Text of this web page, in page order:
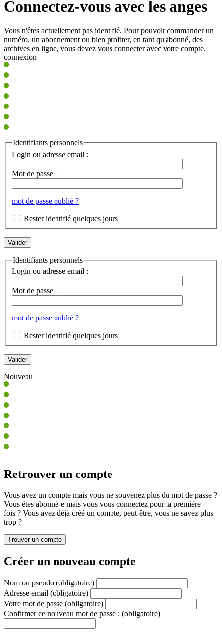
Connectez-vous avec les anges
Vous n'êtes actuellement pas identifié. Pour pouvoir commander un
numéro, un abonnement ou bien profiter, en tant qu'abonné, des
archives en ligne, vous devez vous connecter avec votre compte.
connexion
Identifiants personnels
Login ou adresse email :
Mot de passe :
mot de passe oublié ?
Rester identifié quelques jours
Identifiants personnels
Login ou adresse email :
Mot de passe :
mot de passe oublié ?
Rester identifié quelques jours
Nouveau
Retrouver un compte
Vous avez un compte mais vous ne souvenez plus du mot de passe ?
Vous êtes abonné-e mais vous vous connectez pour la première
fois ? Vous avez déjà créé un compte, peut-être, vous ne savez plus
trop ?
Créer un nouveau compte
Nom ou pseudo (obligatoire)
Adresse email (obligatoire)
Votre mot de passe (obligatoire)
Confirmer ce nouveau mot de passe : (obligatoire)